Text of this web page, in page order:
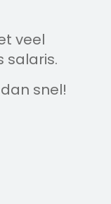
veel
salaris.
snel!